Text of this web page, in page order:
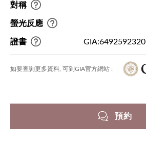
對稱
螢光反應
證書 GIA:6492592320
如要查詢更多資料, 可到GIA官方網站 :
預約